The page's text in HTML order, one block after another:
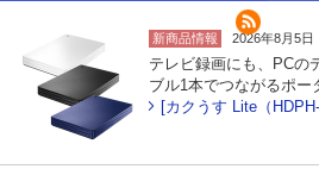
新商品情報 2026年8月5日
テレビ録画にも、PCの
ブル1本でつながるポー
[カクうす Lite（